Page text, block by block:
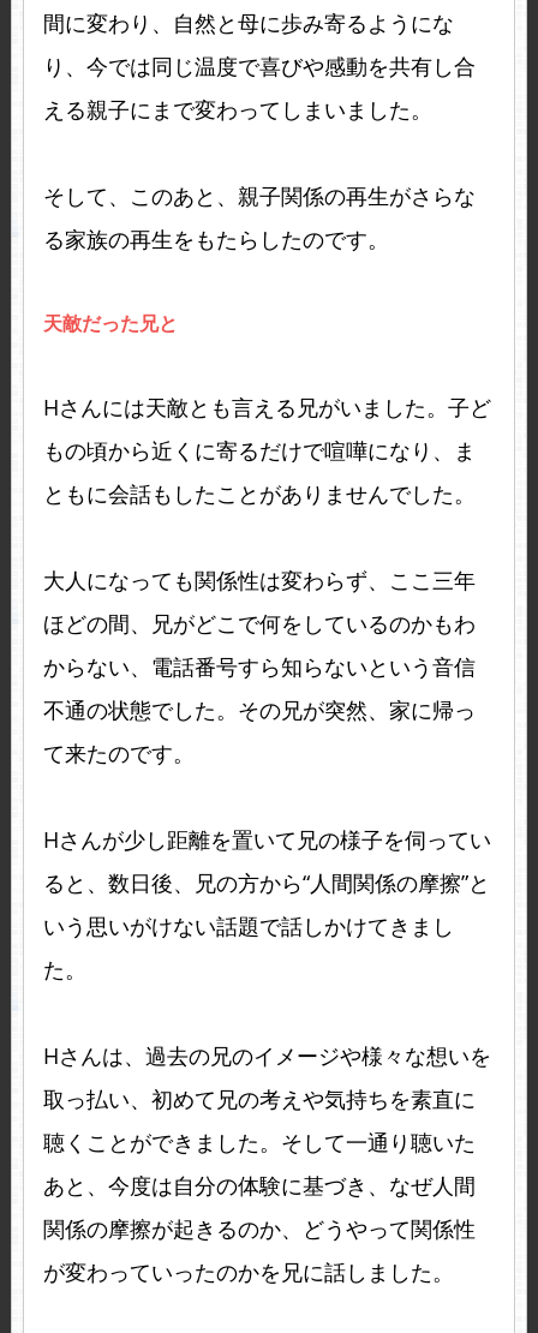
間に変わり、自然と母に歩み寄るようにな
り、今では同じ温度で喜びや感動を共有し合
える親子にまで変わってしまいました。
そして、このあと、親子関係の再生がさらな
る家族の再生をもたらしたのです。
天敵だった兄と
Hさんには天敵とも言える兄がいました。子ど
もの頃から近くに寄るだけで喧嘩になり、ま
ともに会話もしたことがありませんでした。
大人になっても関係性は変わらず、ここ三年
ほどの間、兄がどこで何をしているのかもわ
からない、電話番号すら知らないという音信
不通の状態でした。その兄が突然、家に帰っ
て来たのです。
Hさんが少し距離を置いて兄の様子を伺ってい
ると、数日後、兄の方から“人間関係の摩擦”と
いう思いがけない話題で話しかけてきまし
た。
Hさんは、過去の兄のイメージや様々な想いを
取っ払い、初めて兄の考えや気持ちを素直に
聴くことができました。そして一通り聴いた
あと、今度は自分の体験に基づき、なぜ人間
関係の摩擦が起きるのか、どうやって関係性
が変わっていったのかを兄に話しました。